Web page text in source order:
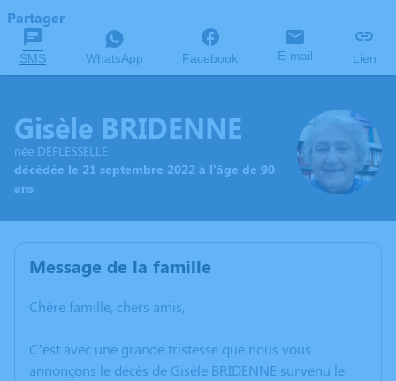
Partager
SMS WhatsApp Facebook E-mail Lien
Gisèle BRIDENNE
née DEFLESSELLE
décédée le 21 septembre 2022 à l'âge de 90
ans
Message de la famille
Chère famille, chers amis,
C’est avec une grande tristesse que nous vous
annonçons le décès de Gisèle BRIDENNE survenu le